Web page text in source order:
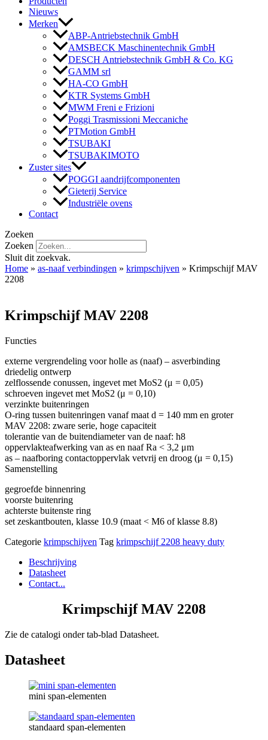
Nieuws
Merken
ABP-Antriebstechnik GmbH
AMSBECK Maschinentechnik GmbH
DESCH Antriebstechnik GmbH & Co. KG
GAMM srl
HA-CO GmbH
KTR Systems GmbH
MWM Freni e Frizioni
Poggi Trasmissioni Meccaniche
PTMotion GmbH
TSUBAKI
TSUBAKIMOTO
Zuster sites
POGGI aandrijfcomponenten
Gieterij Service
Industriële ovens
Contact
Zoeken
Zoeken
Sluit dit zoekvak.
Home » as-naaf verbindingen » krimpschijven » Krimpschijf MAV
2208
Krimpschijf MAV 2208
Functies
externe vergrendeling voor holle as (naaf) – asverbinding
driedelig ontwerp
zelflossende conussen, ingevet met MoS2 (μ = 0,05)
schroeven ingevet met MoS2 (μ = 0,10)
verzinkte buitenringen
O-ring tussen buitenringen vanaf maat d = 140 mm en groter
MAV 2208: zware serie, hoge capaciteit
tolerantie van de buitendiameter van de naaf: h8
oppervlakteafwerking van as en naaf Ra < 3,2 μm
as – naafboring contactoppervlak vetvrij en droog (μ = 0,15)
Samenstelling
gegroefde binnenring
voorste buitenring
achterste buitenste ring
set zeskantbouten, klasse 10.9 (maat < M6 of klasse 8.8)
Categorie krimpschijven Tag krimpschijf 2208 heavy duty
Beschrijving
Datasheet
Contact...
Krimpschijf MAV 2208
Zie de catalogi onder tab-blad Datasheet.
Datasheet
mini span-elementen
standaard span-elementen